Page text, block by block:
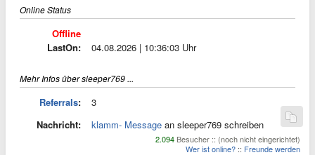
Online Status
Offline
LastOn:
04.08.2026 | 10:36:03 Uhr
Mehr Infos über sleeper769 ...
Referrals:
3
Nachricht:
klamm- Message an sleeper769 schreiben
2.094 Besucher :: (noch nicht eingerichtet)
Wer ist online? :: Freunde werden